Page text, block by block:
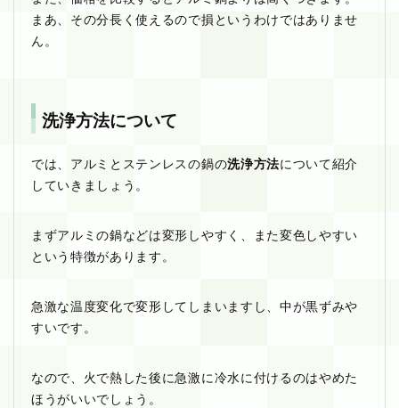
まあ、その分長く使えるので損というわけではありませ
ん。
洗浄方法について
では、アルミとステンレスの鍋の洗浄方法について紹介
していきましょう。
まずアルミの鍋などは変形しやすく、また変色しやすい
という特徴があります。
急激な温度変化で変形してしまいますし、中が黒ずみや
すいです。
なので、火で熱した後に急激に冷水に付けるのはやめた
ほうがいいでしょう。